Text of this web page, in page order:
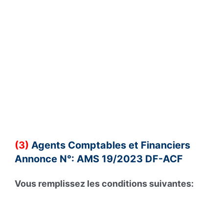
(3) Agents Comptables et Financiers
Annonce N°: AMS 19/2023 DF-ACF
Vous remplissez les conditions suivantes: